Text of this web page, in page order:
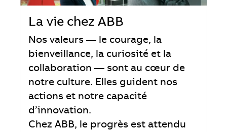
La vie chez ABB
Nos valeurs — le courage, la
bienveillance, la curiosité et la
collaboration — sont au cœur de
notre culture. Elles guident nos
actions et notre capacité
d’innovation.
Chez ABB, le progrès est attendu